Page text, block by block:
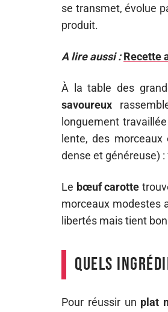
se transmet, évolue
produit.
A lire aussi : Recette
À la table des
savoureux
longuement
lente, des
dense et généreuse)
Le bœuf carotte
morceaux modestes
libertés mais tient
Quels
Pour réussir un plat